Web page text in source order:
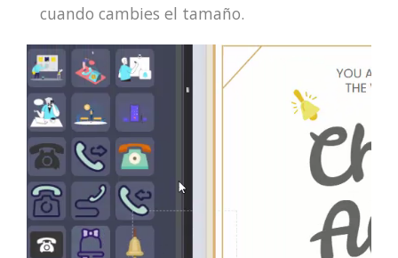
cuando cambies el tamaño.